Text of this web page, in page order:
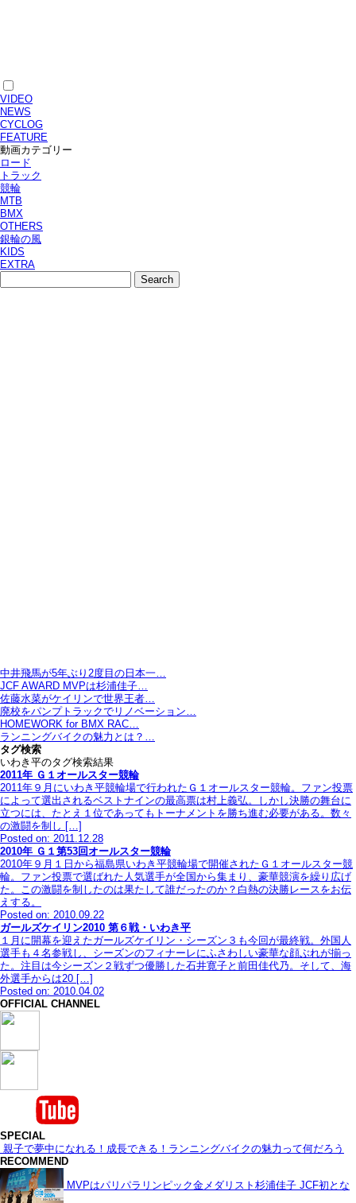
VIDEO
NEWS
CYCLOG
FEATURE
動画カテゴリー
ロード
トラック
競輪
MTB
BMX
OTHERS
銀輪の風
KIDS
EXTRA
中井飛馬が5年ぶり2度目の日本一…
JCF AWARD MVPは杉浦佳子…
佐藤水菜がケイリンで世界王者…
廃校をパンプトラックでリノベーション…
HOMEWORK for BMX RAC…
ランニングバイクの魅力とは？…
タグ検索
いわき平のタグ検索結果
2011年 Ｇ１オールスター競輪
2011年９月にいわき平競輪場で行われたＧ１オールスター競輪。ファン投票
によって選出されるベストナインの最高票は村上義弘。しかし決勝の舞台に
立つには、たとえ１位であってもトーナメントを勝ち進む必要がある。数々
の激闘を制し […]
Posted on: 2011.12.28
2010年 Ｇ１第53回オールスター競輪
2010年９月１日から福島県いわき平競輪場で開催されたＧ１オールスター競
輪。ファン投票で選ばれた人気選手が全国から集まり、豪華競演を繰り広げ
た。この激闘を制したのは果たして誰だったのか？白熱の決勝レースをお伝
えする。
Posted on: 2010.09.22
ガールズケイリン2010 第６戦・いわき平
１月に開幕を迎えたガールズケイリン・シーズン３も今回が最終戦。外国人
選手も４名参戦し、シーズンのフィナーレにふさわしい豪華な顔ぶれが揃っ
た。注目は今シーズン２戦ずつ優勝した石井寛子と前田佳代乃。そして、海
外選手からは20 […]
Posted on: 2010.04.02
OFFICIAL CHANNEL
SPECIAL
親子で夢中になれる！成長できる！ランニングバイクの魅力って何だろう
RECOMMEND
MVPはパリパラリンピック金メダリスト杉浦佳子 JCF初とな